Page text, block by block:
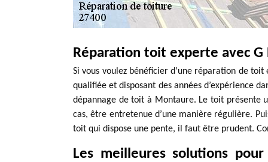
Réparation toit experte avec
Si vous voulez bénéficier d’une réparation de
qualifiée et disposant des années d’expérience
dépannage de toit à Montaure. Le toit présente
cas, être entretenue d’une manière régulière.
toit qui dispose une pente, il faut être prudent.
Les meilleures solutions